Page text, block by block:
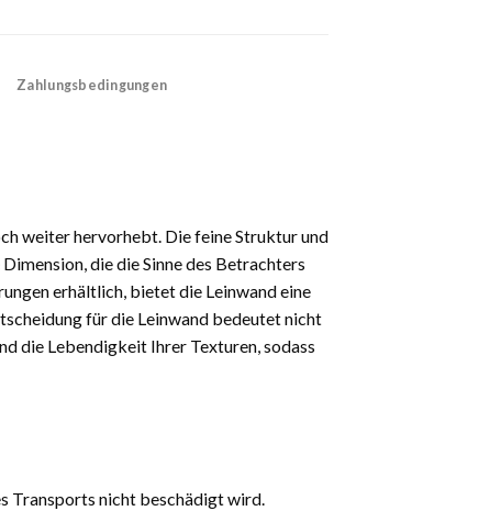
Zahlungsbedingungen
weiter hervorhebt. Die feine Struktur und
die die Sinne des Betrachters
erhältlich, bietet die Leinwand eine
für die Leinwand bedeutet nicht
die Lebendigkeit Ihrer Texturen, sodass
Transports nicht beschädigt wird.